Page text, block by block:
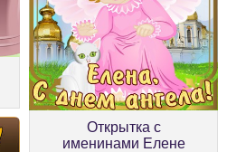
Открытка с
именинами Елене